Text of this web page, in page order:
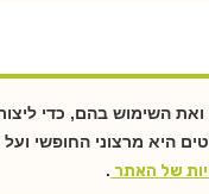
השימוש בהם, כדי
היא מרצוני החופשי
של האתר .